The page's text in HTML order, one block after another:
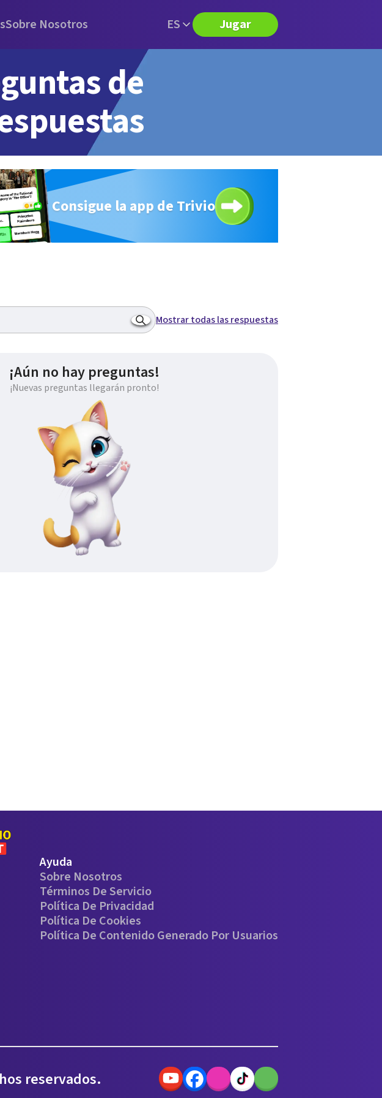
Sobre Nosotros ES Jugar
de
Consigue la app de Trivio
Mostrar todas las respuestas
¡Aún no hay preguntas!
¡Nuevas preguntas llegarán pronto!
Ayuda
Sobre Nosotros
Términos De Servicio
Política De Privacidad
Política De Cookies
Política De Contenido Generado Por Usuarios
reservados.